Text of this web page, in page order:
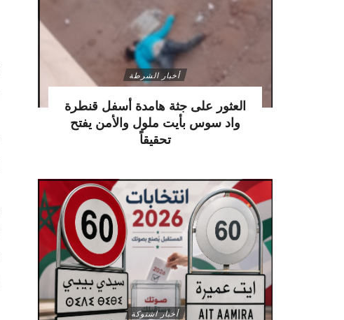
أخبار الشرطة
العثور على جثة هامدة أسفل قنطرة
واد سوس بأيت ملول والأمن يفتح
تحقيقاً
أخبار اشتوكة